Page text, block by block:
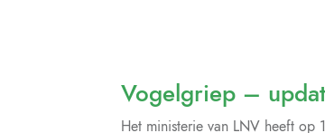
Vogelgriep –
Het ministerie van LNV heeft